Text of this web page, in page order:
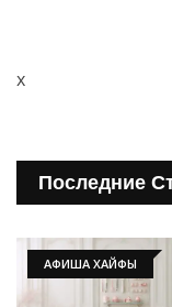
x
Последние
АФИША ХАЙФЫ